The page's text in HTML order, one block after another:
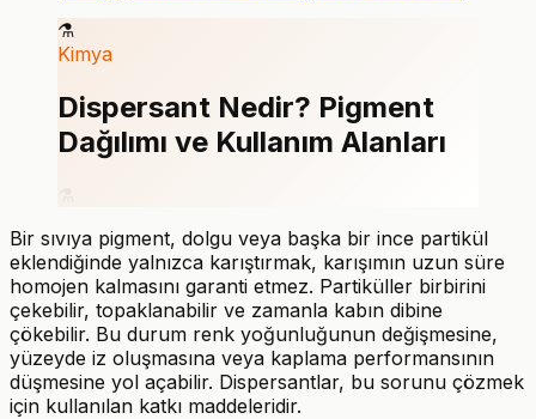
⚗️
Kimya
Dispersant Nedir? Pigment
Dağılımı ve Kullanım Alanları
Bir sıvıya pigment, dolgu veya başka bir ince partikül
eklendiğinde yalnızca karıştırmak, karışımın uzun süre
homojen kalmasını garanti etmez. Partiküller birbirini
çekebilir, topaklanabilir ve zamanla kabın dibine
çökebilir. Bu durum renk yoğunluğunun değişmesine,
yüzeyde iz oluşmasına veya kaplama performansının
düşmesine yol açabilir. Dispersantlar, bu sorunu çözmek
için kullanılan katkı maddeleridir.